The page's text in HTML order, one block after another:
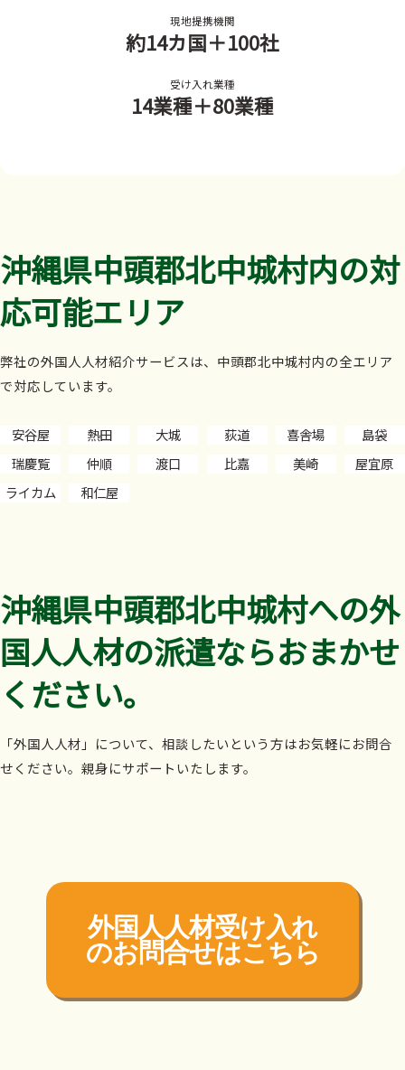
現地提携機関
約14カ国＋100社
受け入れ業種
14業種＋80業種
沖縄県中頭郡北中城村内の対
応可能エリア
弊社の外国人人材紹介サービスは、中頭郡北中城村内の全エリア
で対応しています。
安谷屋 熱田 大城 荻道 喜舎場
島袋
瑞慶覧
仲順 渡口 比嘉 美崎
屋宜原
ライカム
和仁屋
沖縄県中頭郡北中城村への外
国人人材の派遣ならおまかせ
ください。
「外国人人材」について、相談したいという方はお気軽にお問合
せください。親身にサポートいたします。
外国人人材受け入れ
のお問合せはこちら